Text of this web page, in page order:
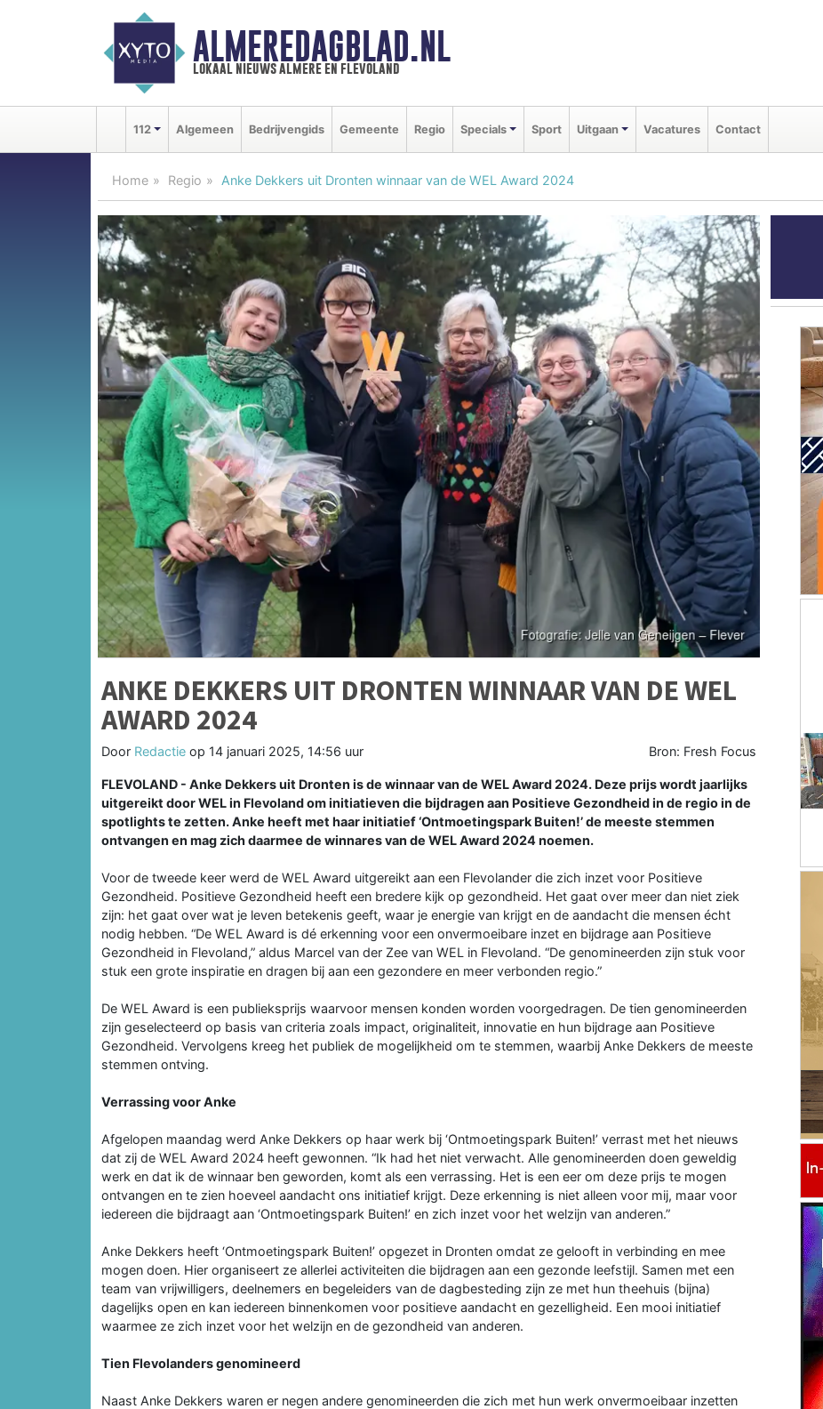
ALMEREDAGBLAD.NL
lokaal nieuws almere en flevoland
112 Algemeen Bedrijvengids Gemeente Regio Specials Sport Uitgaan Vacatures Contact
Home Regio Anke Dekkers uit Dronten winnaar van de WEL Award 2024
ANKE DEKKERS UIT DRONTEN WINNAAR VAN DE WEL
AWARD 2024
Door Redactie op 14 januari 2025, 14:56 uur Bron: Fresh Focus
FLEVOLAND - Anke Dekkers uit Dronten is de winnaar van de WEL Award 2024. Deze prijs wordt jaarlijks
uitgereikt door WEL in Flevoland om initiatieven die bijdragen aan Positieve Gezondheid in de regio in de
spotlights te zetten. Anke heeft met haar initiatief ‘Ontmoetingspark Buiten!’ de meeste stemmen
ontvangen en mag zich daarmee de winnares van de WEL Award 2024 noemen.
Voor de tweede keer werd de WEL Award uitgereikt aan een Flevolander die zich inzet voor Positieve
Gezondheid. Positieve Gezondheid heeft een bredere kijk op gezondheid. Het gaat over meer dan niet ziek
zijn: het gaat over wat je leven betekenis geeft, waar je energie van krijgt en de aandacht die mensen écht
nodig hebben. “De WEL Award is dé erkenning voor een onvermoeibare inzet en bijdrage aan Positieve
Gezondheid in Flevoland,” aldus Marcel van der Zee van WEL in Flevoland. “De genomineerden zijn stuk voor
stuk een grote inspiratie en dragen bij aan een gezondere en meer verbonden regio.”
De WEL Award is een publieksprijs waarvoor mensen konden worden voorgedragen. De tien genomineerden
zijn geselecteerd op basis van criteria zoals impact, originaliteit, innovatie en hun bijdrage aan Positieve
Gezondheid. Vervolgens kreeg het publiek de mogelijkheid om te stemmen, waarbij Anke Dekkers de meeste
stemmen ontving.
Verrassing voor Anke
Afgelopen maandag werd Anke Dekkers op haar werk bij ‘Ontmoetingspark Buiten!’ verrast met het nieuws
dat zij de WEL Award 2024 heeft gewonnen. “Ik had het niet verwacht. Alle genomineerden doen geweldig
werk en dat ik de winnaar ben geworden, komt als een verrassing. Het is een eer om deze prijs te mogen
ontvangen en te zien hoeveel aandacht ons initiatief krijgt. Deze erkenning is niet alleen voor mij, maar voor
iedereen die bijdraagt aan ‘Ontmoetingspark Buiten!’ en zich inzet voor het welzijn van anderen.”
Anke Dekkers heeft ‘Ontmoetingspark Buiten!’ opgezet in Dronten omdat ze gelooft in verbinding en mee
mogen doen. Hier organiseert ze allerlei activiteiten die bijdragen aan een gezonde leefstijl. Samen met een
team van vrijwilligers, deelnemers en begeleiders van de dagbesteding zijn ze met hun theehuis (bijna)
dagelijks open en kan iedereen binnenkomen voor positieve aandacht en gezelligheid. Een mooi initiatief
waarmee ze zich inzet voor het welzijn en de gezondheid van anderen.
Tien Flevolanders genomineerd
Naast Anke Dekkers waren er negen andere genomineerden die zich met hun werk onvermoeibaar inzetten